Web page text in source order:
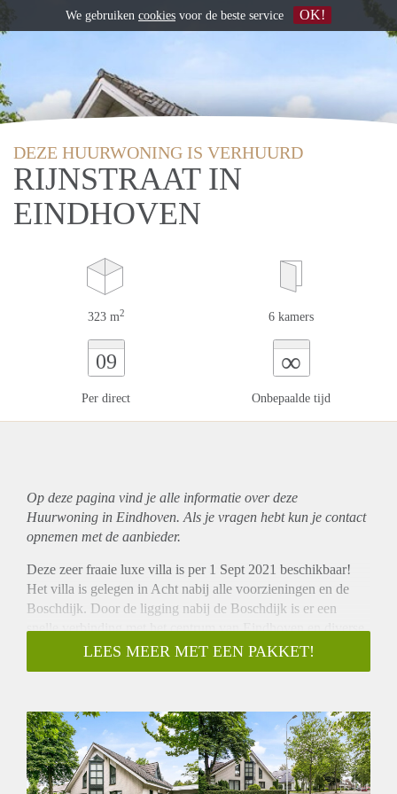
DEZE HUURWONING IS VERHUURD
RIJNSTRAAT IN
EINDHOVEN
323 m2 6 kamers
09
Per direct
∞
Onbepaalde tijd
Op deze pagina vind je alle informatie over deze
Huurwoning in Eindhoven. Als je vragen hebt kun je contact
opnemen met de aanbieder.
Deze zeer fraaie luxe villa is per 1 Sept 2021 beschikbaar!
Het villa is gelegen in Acht nabij alle voorzieningen en de
Boschdijk. Door de ligging nabij de Boschdijk is er een
snelle verbinding met het centrum van Eindhoven en diverse
uitvalswegen. De ICS (International school) is op
fietsafstand.
Zeer ruime woonkamer met meerdere zithoeken, prachtig
uitzicht op de mooie groene tuin! Prachtige houten vloer.
Vanuit de woonkamer heb je toegang tot de
speelkamer/werkkamer.
LEES MEER MET EEN PAKKET!
We gebruiken cookies voor de beste service OK!